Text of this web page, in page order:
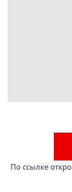
По ссылке